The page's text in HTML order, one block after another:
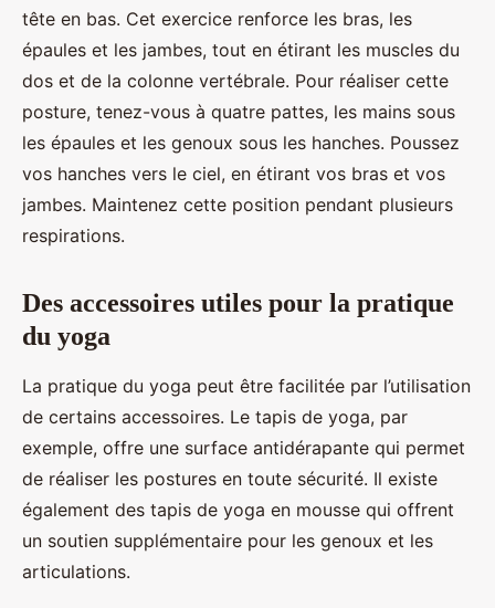
tête en bas. Cet exercice renforce les bras, les
épaules et les jambes, tout en étirant les muscles du
dos et de la colonne vertébrale. Pour réaliser cette
posture, tenez-vous à quatre pattes, les mains sous
les épaules et les genoux sous les hanches. Poussez
vos hanches vers le ciel, en étirant vos bras et vos
jambes. Maintenez cette position pendant plusieurs
respirations.
Des accessoires utiles pour la pratique
du yoga
La pratique du yoga peut être facilitée par l’utilisation
de certains accessoires. Le tapis de yoga, par
exemple, offre une surface antidérapante qui permet
de réaliser les postures en toute sécurité. Il existe
également des tapis de yoga en mousse qui offrent
un soutien supplémentaire pour les genoux et les
articulations.